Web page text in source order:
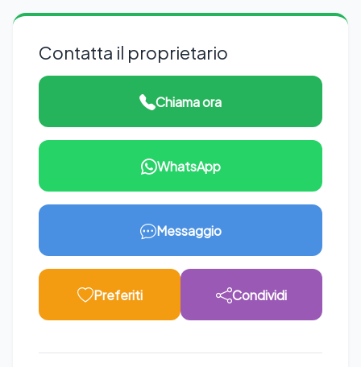
Contatta il proprietario
Chiama ora
WhatsApp
Messaggio
Preferiti Condividi